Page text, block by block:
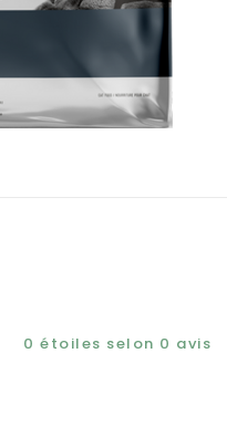
0 étoiles selon 0 avis